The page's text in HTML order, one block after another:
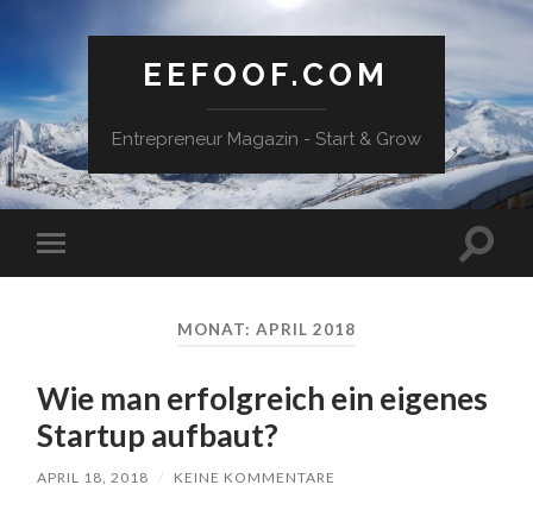
EEFOOF.COM
Entrepreneur Magazin - Start & Grow
Menü
MONAT: APRIL 2018
Wie man erfolgreich ein eigenes
Startup aufbaut?
APRIL 18, 2018 / KEINE KOMMENTARE